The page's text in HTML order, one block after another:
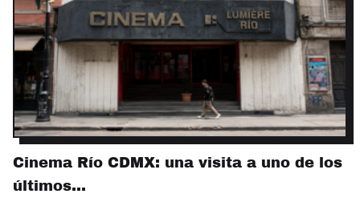
Cinema Río CDMX: una visita a uno de los
últimos…